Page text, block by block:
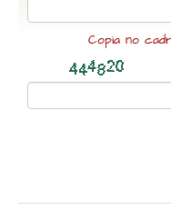
Copia no